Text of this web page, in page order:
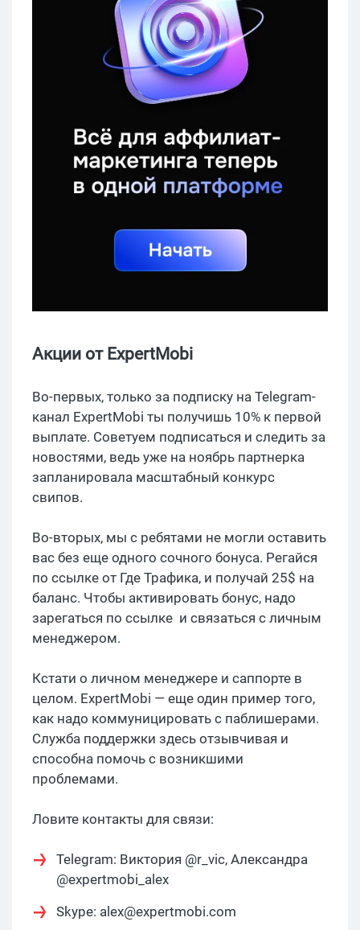
Акции от ExpertMobi
Во-первых, только за подписку на Telegram-
канал ExpertMobi ты получишь 10% к первой
выплате. Советуем подписаться и следить за
новостями, ведь уже на ноябрь партнерка
запланировала масштабный конкурс
свипов.
Во-вторых, мы с ребятами не могли оставить
вас без еще одного сочного бонуса. Регайся
по ссылке от Где Трафика, и получай 25$ на
баланс. Чтобы активировать бонус, надо
зарегаться по ссылке и связаться с личным
менеджером.
Кстати о личном менеджере и саппорте в
целом. ExpertMobi — еще один пример того,
как надо коммуницировать с паблишерами.
Служба поддержки здесь отзывчивая и
способна помочь с возникшими
проблемами.
Ловите контакты для связи:
Telegram: Виктория @r_vic, Александра
@expertmobi_alex
Skype: alex@expertmobi.com